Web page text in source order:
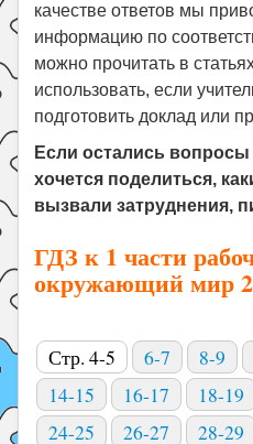
качестве ответов мы
информацию по
можно прочитать в
использовать, если
подготовить доклад или
Если остались
хочется поделиться,
вызвали затруднения,
ГДЗ к 1 части
окружающий мир 2
Стр. 4-5 6-7 8-9
14-15
16-17 18-19
24-25
26-27 28-29